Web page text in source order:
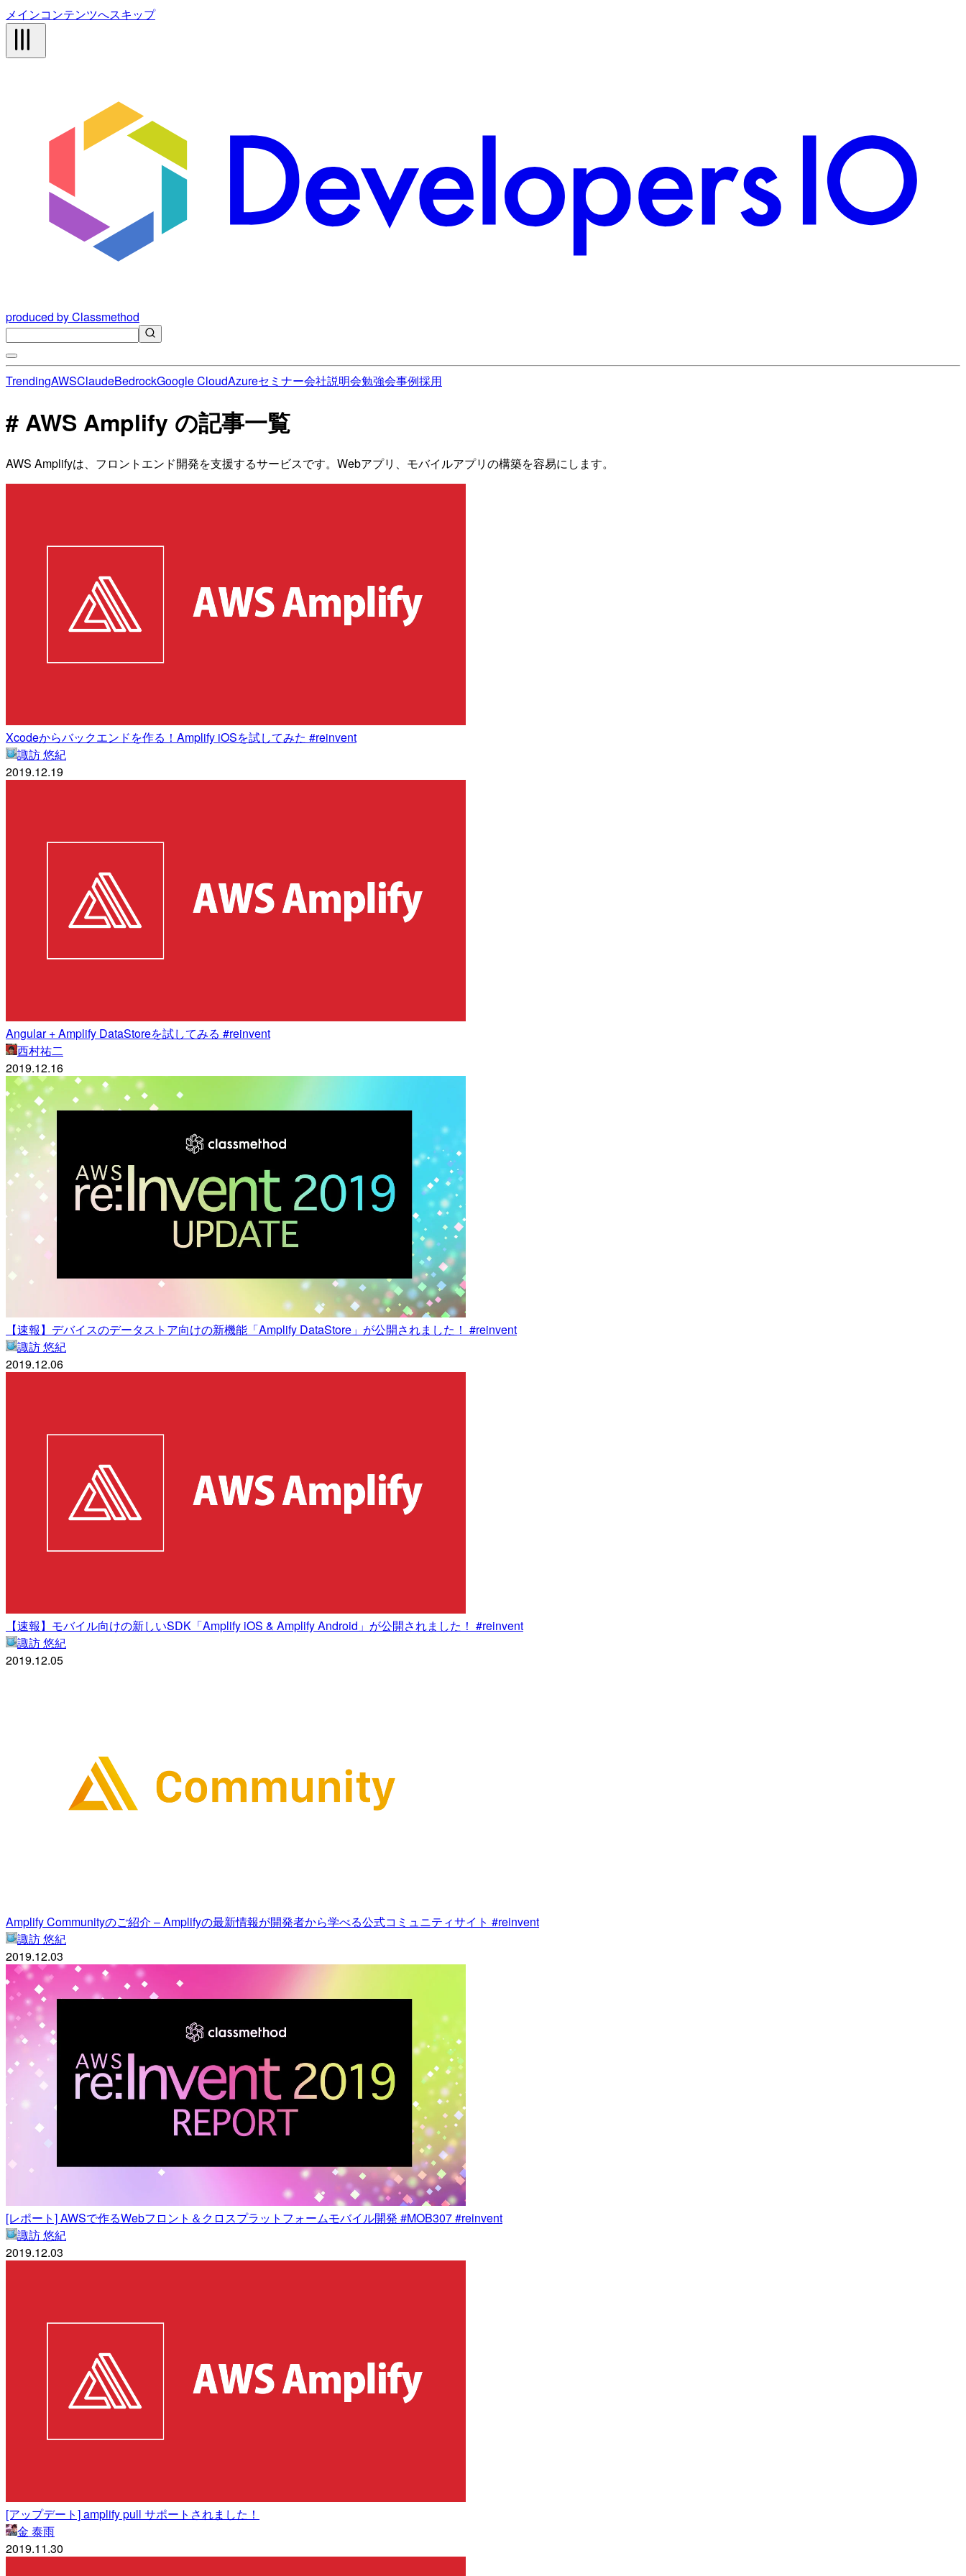
メインコンテンツへスキップ
produced by Classmethod
TrendingAWSClaudeBedrockGoogle CloudAzureセミナー会社説明会勉強会事例採用
# AWS Amplify の記事一覧
AWS Amplifyは、フロントエンド開発を支援するサービスです。Webアプリ、モバイルアプリの構築を容易にします。
Xcodeからバックエンドを作る！Amplify iOSを試してみた #reinvent
諏訪 悠紀
2019.12.19
Angular + Amplify DataStoreを試してみる #reinvent
西村祐二
2019.12.16
【速報】デバイスのデータストア向けの新機能「Amplify DataStore」が公開されました！ #reinvent
諏訪 悠紀
2019.12.06
【速報】モバイル向けの新しいSDK「Amplify iOS & Amplify Android」が公開されました！ #reinvent
諏訪 悠紀
2019.12.05
Amplify Communityのご紹介 – Amplifyの最新情報が開発者から学べる公式コミュニティサイト #reinvent
諏訪 悠紀
2019.12.03
[レポート] AWSで作るWebフロント＆クロスプラットフォームモバイル開発 #MOB307 #reinvent
諏訪 悠紀
2019.12.03
[アップデート] amplify pull サポートされました！
金 泰雨
2019.11.30